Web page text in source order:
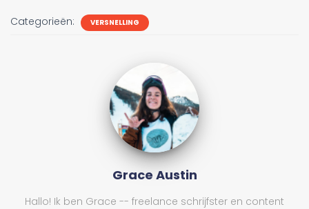
Categorieën: VERSNELLING
Grace Austin
Hallo! Ik ben Grace -- freelance schrijfster en content